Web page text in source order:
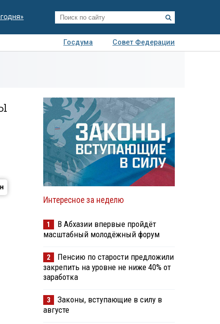
Госдума
Совет Федерации
Интересное за неделю
1
В Абхазии впервые пройдёт
масштабный молодёжный форум
2
Пенсию по старости предложили
закрепить на уровне не ниже 40% от
заработка
3
Законы, вступающие в силу в
августе